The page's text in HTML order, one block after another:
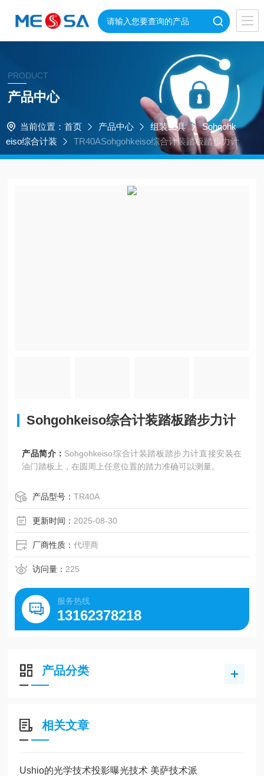
PRODUCT
产品中心
当前位置： 首页 产品中心 组装工具
Sohgohk
eiso综合计装
TR40ASohgohkeiso综合计装踏板踏步力计
Sohgohkeiso综合计装踏板踏步力计
产品简介： Sohgohkeiso综合计装踏板踏步力计直接安装在
油门踏板上，在圆周上任意位置的踏力准确可以测量。
产品型号：TR40A
更新时间： 2025-08-30
厂商性质：代理商
访问量： 225
服务热线
13162378218
产品分类
相关文章
Ushio的光学技术投影曝光技术 美萨技术派